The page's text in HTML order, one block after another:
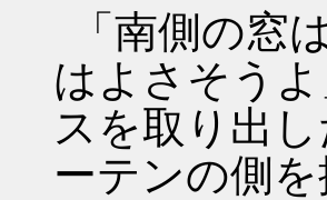
「南側の窓
はよさそう
スを取り出
ーテンの側